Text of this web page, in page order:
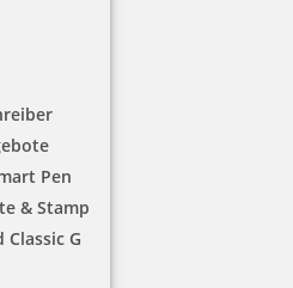
Pen
& Stamp
Classic G
MI P 41 pink mit Gravur 41
mm
€